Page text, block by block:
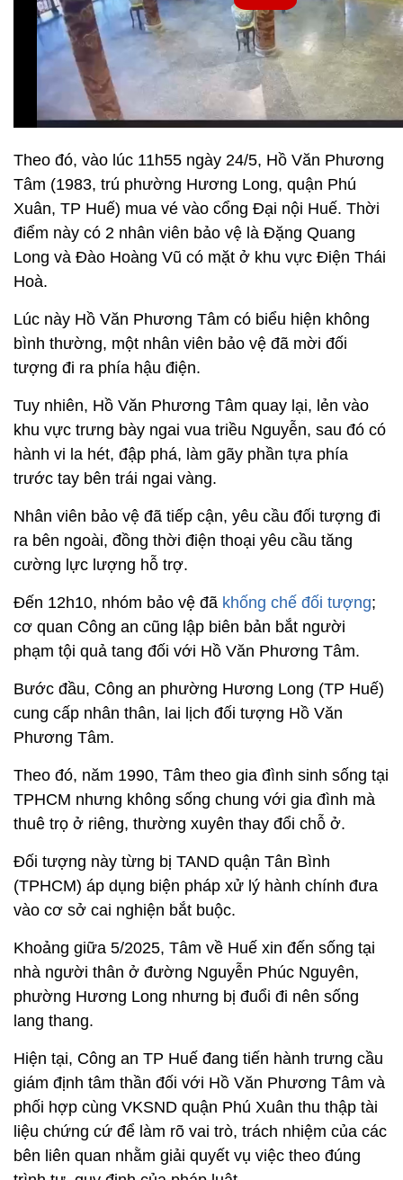
Theo đó, vào lúc 11h55 ngày 24/5, Hồ Văn Phương
Tâm (1983, trú phường Hương Long, quận Phú
Xuân, TP Huế) mua vé vào cổng Đại nội Huế. Thời
điểm này có 2 nhân viên bảo vệ là Đặng Quang
Long và Đào Hoàng Vũ có mặt ở khu vực Điện Thái
Hoà.
Lúc này Hồ Văn Phương Tâm có biểu hiện không
bình thường, một nhân viên bảo vệ đã mời đối
tượng đi ra phía hậu điện.
Tuy nhiên, Hồ Văn Phương Tâm quay lại, lẻn vào
khu vực trưng bày ngai vua triều Nguyễn, sau đó có
hành vi la hét, đập phá, làm gãy phần tựa phía
trước tay bên trái ngai vàng.
Nhân viên bảo vệ đã tiếp cận, yêu cầu đối tượng đi
ra bên ngoài, đồng thời điện thoại yêu cầu tăng
cường lực lượng hỗ trợ.
Đến 12h10, nhóm bảo vệ đã khống chế đối tượng;
cơ quan Công an cũng lập biên bản bắt người
phạm tội quả tang đối với Hồ Văn Phương Tâm.
Bước đầu, Công an phường Hương Long (TP Huế)
cung cấp nhân thân, lai lịch đối tượng Hồ Văn
Phương Tâm.
Theo đó, năm 1990, Tâm theo gia đình sinh sống tại
TPHCM nhưng không sống chung với gia đình mà
thuê trọ ở riêng, thường xuyên thay đổi chỗ ở.
Đối tượng này từng bị TAND quận Tân Bình
(TPHCM) áp dụng biện pháp xử lý hành chính đưa
vào cơ sở cai nghiện bắt buộc.
Khoảng giữa 5/2025, Tâm về Huế xin đến sống tại
nhà người thân ở đường Nguyễn Phúc Nguyên,
phường Hương Long nhưng bị đuổi đi nên sống
lang thang.
Hiện tại, Công an TP Huế đang tiến hành trưng cầu
giám định tâm thần đối với Hồ Văn Phương Tâm và
phối hợp cùng VKSND quận Phú Xuân thu thập tài
liệu chứng cứ để làm rõ vai trò, trách nhiệm của các
bên liên quan nhằm giải quyết vụ việc theo đúng